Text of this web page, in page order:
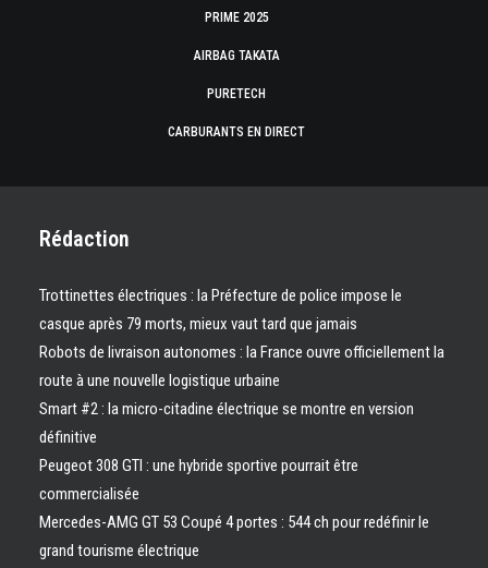
PRIME 2025
AIRBAG TAKATA
PURETECH
CARBURANTS EN DIRECT
Rédaction
Trottinettes électriques : la Préfecture de police impose le
casque après 79 morts, mieux vaut tard que jamais
Robots de livraison autonomes : la France ouvre officiellement la
route à une nouvelle logistique urbaine
Smart #2 : la micro-citadine électrique se montre en version
définitive
Peugeot 308 GTI : une hybride sportive pourrait être
commercialisée
Mercedes-AMG GT 53 Coupé 4 portes : 544 ch pour redéfinir le
grand tourisme électrique